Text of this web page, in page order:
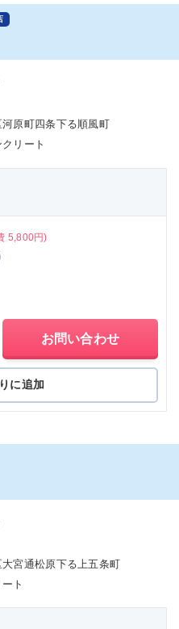
原町四条下る順風町
リート
5,800円)
お問い合わせ
に追加
宮通松原下る上五条町
ト